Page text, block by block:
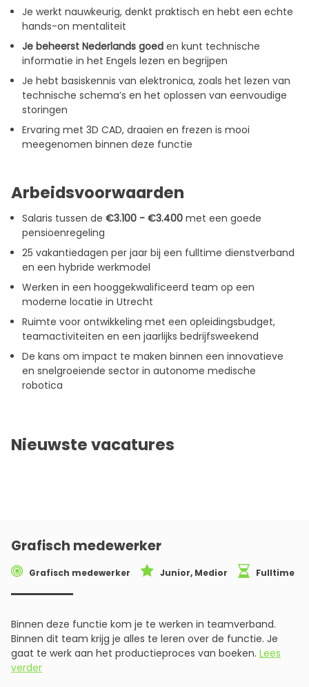
Je werkt nauwkeurig, denkt praktisch en hebt een echte
hands-on mentaliteit
Je beheerst Nederlands goed en kunt technische
informatie in het Engels lezen en begrijpen
Je hebt basiskennis van elektronica, zoals het lezen van
technische schema’s en het oplossen van eenvoudige
storingen
Ervaring met 3D CAD, draaien en frezen is mooi
meegenomen binnen deze functie
Arbeidsvoorwaarden
Salaris tussen de €3.100 - €3.400 met een goede
pensioenregeling
25 vakantiedagen per jaar bij een fulltime dienstverband
en een hybride werkmodel
Werken in een hooggekwalificeerd team op een
moderne locatie in Utrecht
Ruimte voor ontwikkeling met een opleidingsbudget,
teamactiviteiten en een jaarlijks bedrijfsweekend
De kans om impact te maken binnen een innovatieve
en snelgroeiende sector in autonome medische
robotica
Nieuwste vacatures
Grafisch medewerker
Grafisch medewerker Junior, Medior Fulltime
Binnen deze functie kom je te werken in teamverband.
Binnen dit team krijg je alles te leren over de functie. Je
gaat te werk aan het productieproces van boeken. Lees
verder